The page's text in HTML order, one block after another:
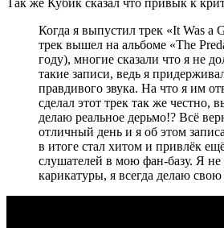
Так же Кубик сказал что привык к
Когда я выпустил трек «It Was a
трек вышел на альбоме «The
году), многие сказали что я не
такие записи, ведь я
правдивого звука. На что я им
сделал этот трек так же честно,
делаю реальное дерьмо!? Всё
отличный день и я об этом
в итоге стал хитом и привлёк
слушателей в мою фан-базу. Я
карикатуры, я всегда делаю свою